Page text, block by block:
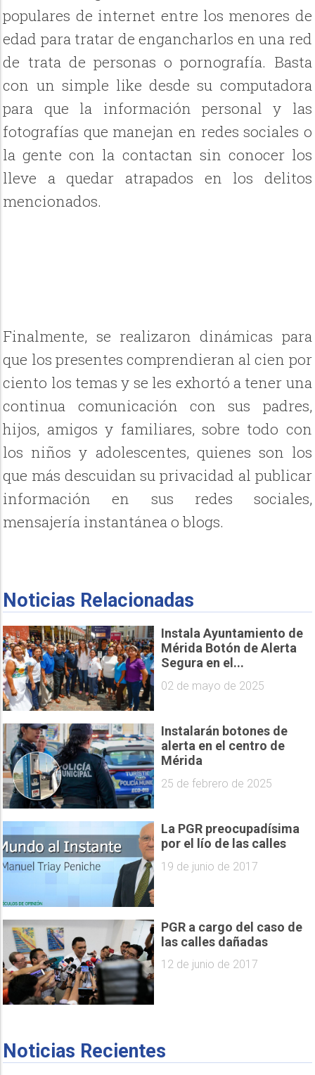
populares de internet entre los menores de
edad para tratar de engancharlos en una red
de trata de personas o pornografía. Basta
con un simple like desde su computadora
para que la información personal y las
fotografías que manejan en redes sociales o
la gente con la contactan sin conocer los
lleve a quedar atrapados en los delitos
mencionados.
Finalmente, se realizaron dinámicas para
que los presentes comprendieran al cien por
ciento los temas y se les exhortó a tener una
continua comunicación con sus padres,
hijos, amigos y familiares, sobre todo con
los niños y adolescentes, quienes son los
que más descuidan su privacidad al publicar
información en sus redes sociales,
mensajería instantánea o blogs.
Noticias Relacionadas
Instala Ayuntamiento de
Mérida Botón de Alerta
Segura en el...
02 de mayo de 2025
Instalarán botones de
alerta en el centro de
Mérida
25 de febrero de 2025
La PGR preocupadísima
por el lío de las calles
19 de junio de 2017
PGR a cargo del caso de
las calles dañadas
12 de junio de 2017
Noticias Recientes